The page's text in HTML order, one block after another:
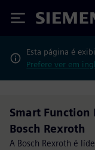
Siemens
Esta página é
Prefere ver em
Smart
Bosch Rexroth
A Bosch Rexroth é